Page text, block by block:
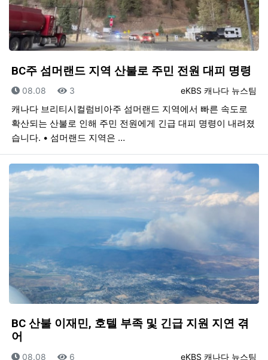
BC주 섬머랜드 지역 산불로 주민 전원 대피 명령
등록자
eKBS 캐나다 뉴스팀
등록일
08.08 조회
3
캐나다 브리티시컬럼비아주 섬머랜드 지역에서 빠른 속도로
확산되는 산불로 인해 주민 전원에게 긴급 대피 명령이 내려졌
습니다. • 섬머랜드 지역은 …
BC 산불 이재민, 호텔 부족 및 긴급 지원 지연 겪
어
등록자
eKBS 캐나다 뉴스팀
등록일
08.08 조회
6